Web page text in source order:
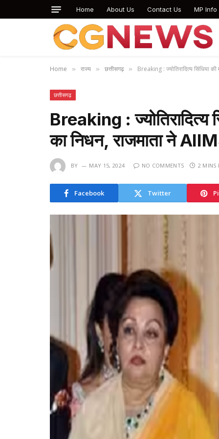
Home About Us Contact Us MP Info
Home » राज्य » छत्तीसगढ़ » Breaking : ज्योतिरादित्य सिंधिया
छत्तीसगढ़
Breaking : ज्योतिरादित्य
का निधन, राजमाता ने
BY MAY 15, 2024 NO COMMENTS 2 MINS
Facebook Twitter